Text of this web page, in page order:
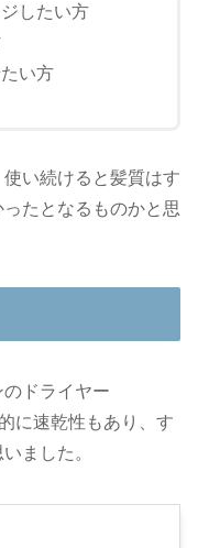
したい方
い方
い続けると髪質はす
たとなるものかと思
ドライヤー
に速乾性もあり、す
ました。